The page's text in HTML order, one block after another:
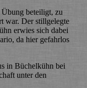
Übung beteiligt, zu
war. Der stillgelegte
erwies sich dabei
da hier gefahrlos
in Büchelkühn bei
unter den